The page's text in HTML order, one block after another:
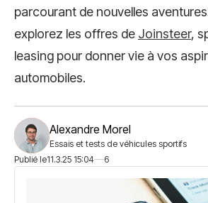
parcourant de nouvelles
explorez les offres de Joinsteer,
leasing pour donner vie à vos
automobiles.
Alexandre Morel
Essais et tests de véhicules sportifs
Publié le11.3.25 15:04 6